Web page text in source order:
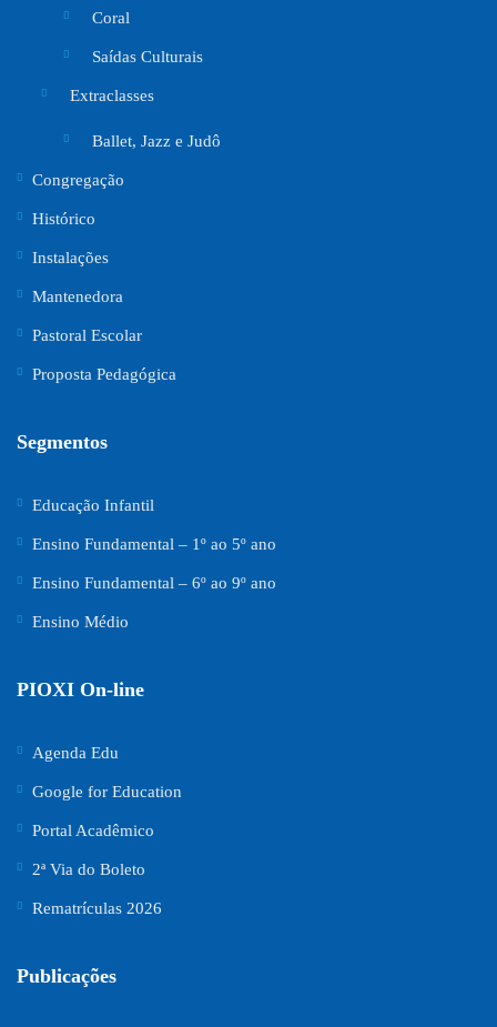
Coral
Saídas Culturais
Extraclasses
Ballet, Jazz e Judô
Congregação
Histórico
Instalações
Mantenedora
Pastoral Escolar
Proposta Pedagógica
Segmentos
Educação Infantil
Ensino Fundamental – 1º ao 5º ano
Ensino Fundamental – 6º ao 9º ano
Ensino Médio
PIOXI On-line
Agenda Edu
Google for Education
Portal Acadêmico
2ª Via do Boleto
Rematrículas 2026
Publicações